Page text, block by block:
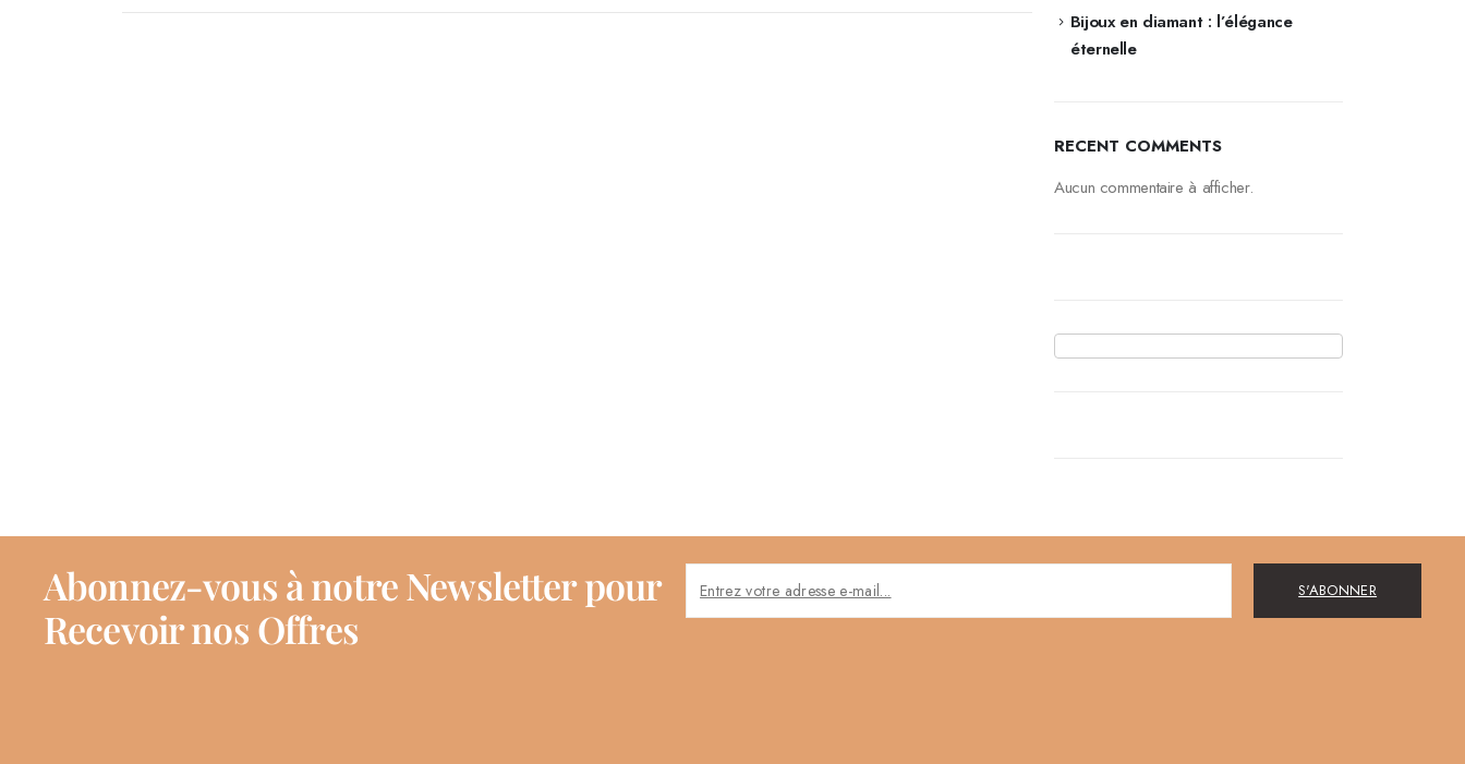
Bijoux en diamant : l’élégance
éternelle
RECENT COMMENTS
Aucun commentaire à afficher.
Abonnez-vous à notre Newsletter pour
Recevoir nos Offres
S'ABONNER